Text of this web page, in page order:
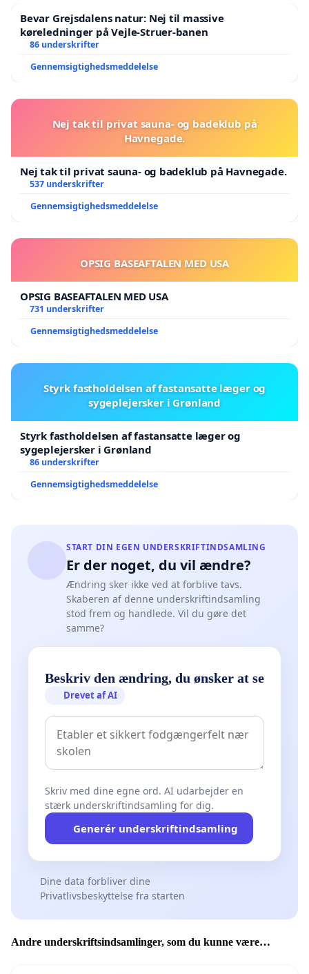
Bevar Grejsdalens natur: Nej til massive
køreledninger på Vejle-Struer-banen
86 underskrifter
Gennemsigtighedsmeddelelse
Nej tak til privat sauna- og badeklub på
Havnegade.
Nej tak til privat sauna- og badeklub på Havnegade.
537 underskrifter
Gennemsigtighedsmeddelelse
OPSIG BASEAFTALEN MED USA
OPSIG BASEAFTALEN MED USA
731 underskrifter
Gennemsigtighedsmeddelelse
Styrk fastholdelsen af fastansatte læger og
sygeplejersker i Grønland
Styrk fastholdelsen af fastansatte læger og
sygeplejersker i Grønland
86 underskrifter
Gennemsigtighedsmeddelelse
START DIN EGEN UNDERSKRIFTINDSAMLING
Er der noget, du vil ændre?
Ændring sker ikke ved at forblive tavs.
Skaberen af denne underskriftindsamling
stod frem og handlede. Vil du gøre det
samme?
Beskriv den ændring, du ønsker at se
Drevet af AI
Skriv med dine egne ord. AI udarbejder en
stærk underskriftindsamling for dig.
Generér underskriftindsamling
Dine data forbliver dine
Privatlivsbeskyttelse fra starten
Andre underskriftsindsamlinger, som du kunne være